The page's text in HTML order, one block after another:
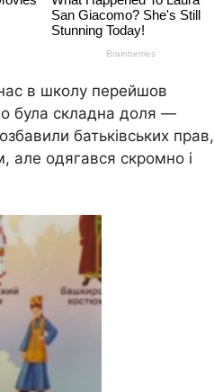
в школу перейшов
була складна доля —
батьківських прав,
але одягався скромно і